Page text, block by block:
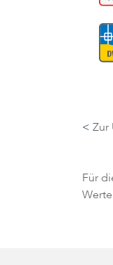
< Zur
Für